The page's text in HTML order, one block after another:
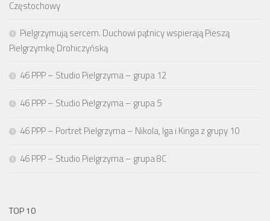
Częstochowy
Pielgrzymują sercem. Duchowi pątnicy wspierają Pieszą
Pielgrzymkę Drohiczyńską
46 PPP – Studio Pielgrzyma – grupa 12
46 PPP – Studio Pielgrzyma – grupa 5
46 PPP – Portret Pielgrzyma – Nikola, Iga i Kinga z grupy 10
46 PPP – Studio Pielgrzyma – grupa 8C
TOP 10